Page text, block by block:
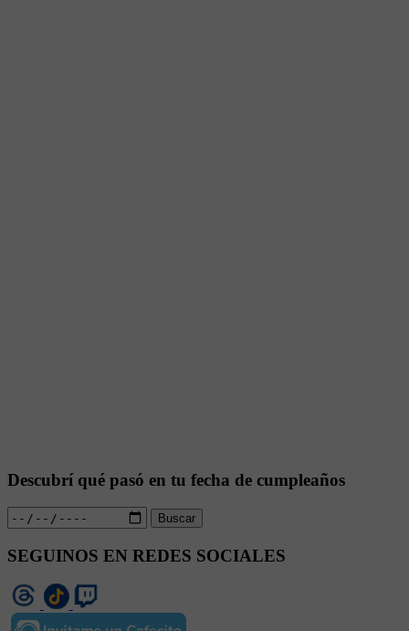
Descubrí qué pasó en tu fecha de cumpleaños
Buscar
SEGUINOS EN REDES SOCIALES